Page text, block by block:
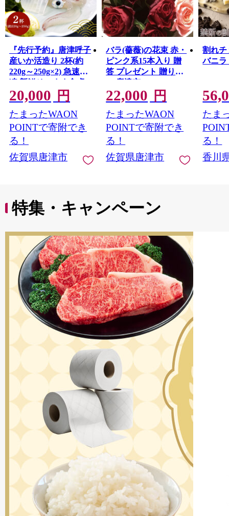
『先行予約』唐津呼子
産いか活造り 2杯(約
220g～250g×2) 急速冷
凍 新鮮そのまま食卓
へ！イカ 刺身 簡単 ギ
フト ※水揚げあり次
第7月以降順次発送さ
せていただきます。
20,000 円
たまったWAON
POINTで寄附でき
る！
佐賀県唐津市
バラ(薔薇)の花束 赤・
ピンク系15本入り 贈
答 プレゼント 贈り物
へ 唐津市
22,000 円
たまったWAON
POINTで寄附でき
る！
佐賀県唐津市
割れチ
バニラ
たま
る！
香川
特集・キャンペーン